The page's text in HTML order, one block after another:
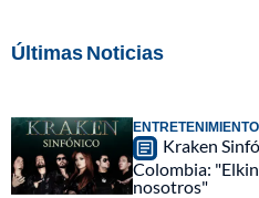
Últimas Noticias
ENTRETENIMIENTO
Kraken
Colombia:
nosotros"